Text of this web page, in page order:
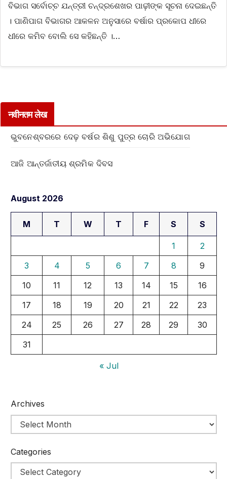
ବିଭାଗ ସର୍ବୋଚ୍ଚ ଯନ୍ତ୍ରୀ ଚନ୍ଦ୍ରଶେଖର ପାଢ଼ୀଙ୍କ ସୂଚନା ଦେଇଛନ୍ତି
। ପାଣିପାଗ ବିଭାଗର ଆକଳନ ଅନୁସାରେ ବର୍ଷାର ପ୍ରକୋପ ଧୀରେ
ଧୀରେ କମିବ ବୋଲି ସେ କହିଛନ୍ତି ।…
नवीनतम लेख
ଭୁବନେଶ୍ବରରେ ଦେଢ଼ ବର୍ଷର ଶିଶୁ ପୁତ୍ର ଚୋରି ଅଭିଯୋଗ
ଆଜି ଆନ୍ତର୍ଜାତୀୟ ଶ୍ରମିକ ଦିବସ
August 2026
M T W T F S S
1
2
3
4 5 6 7 8
9
10
11 12 13 14 15
16
17
18 19 20 21 22
23
24
25 26 27 28 29
30
31
« Jul
Archives
Categories